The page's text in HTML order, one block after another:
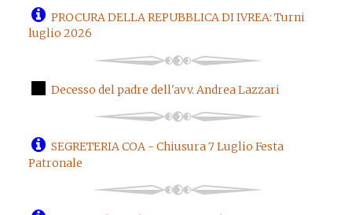
PROCURA DELLA REPUBBLICA DI IVREA: Turni
luglio 2026
Decesso del padre dell'avv. Andrea Lazzari
SEGRETERIA COA - Chiusura 7 Luglio Festa
Patronale